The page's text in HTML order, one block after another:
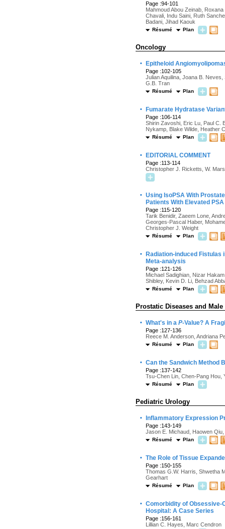
Page :94-101
Mahmoud Abou Zeinab,
Chavali, Indu Saini, Ruth
Badani, Jihad Kaouk
Résumé Plan
Oncology
· Epitheloid
Page :102-105
Julian Aquilina, Joana B.
G.B. Tran
Résumé Plan
· Fumarate Hydratase
Page :106-114
Shirin Zavoshi, Eric Lu, Paul C.
Nykamp, Blake Wilde, Heather
Résumé Plan
· EDITORIAL COMMENT
Page :113-114
Christopher J. Ricketts, W.
· Using IsoPSA With
Patients With Elevated PSA
Page :115-120
Tarik Benidir, Zaeem Lone,
Georges-Pascal Haber,
Christopher J. Weight
Résumé Plan
·
Radiation-induced
Meta-analysis
Page :121-126
Michael Sadighian, Nizar
Shibley, Kevin D. Li, Behzad
Résumé Plan
Prostatic Diseases and
· What's in a P-Value? A
Page :127-136
Reece M. Anderson, Andriana
Résumé Plan
· Can the Sandwich Method
Page :137-142
Tsu-Chen Lin, Chen-Pang Hou,
Résumé Plan
Pediatric Urology
· Inflammatory Expression
Page :143-149
Jason E. Michaud, Haowen
Résumé Plan
· The Role of Tissue
Page :150-155
Thomas G.W. Harris, Shwetha
Gearhart
Résumé Plan
· Comorbidity of Obsessive-
Hospital: A Case Series
Page :156-161
Lillian C. Hayes, Marc Cendron